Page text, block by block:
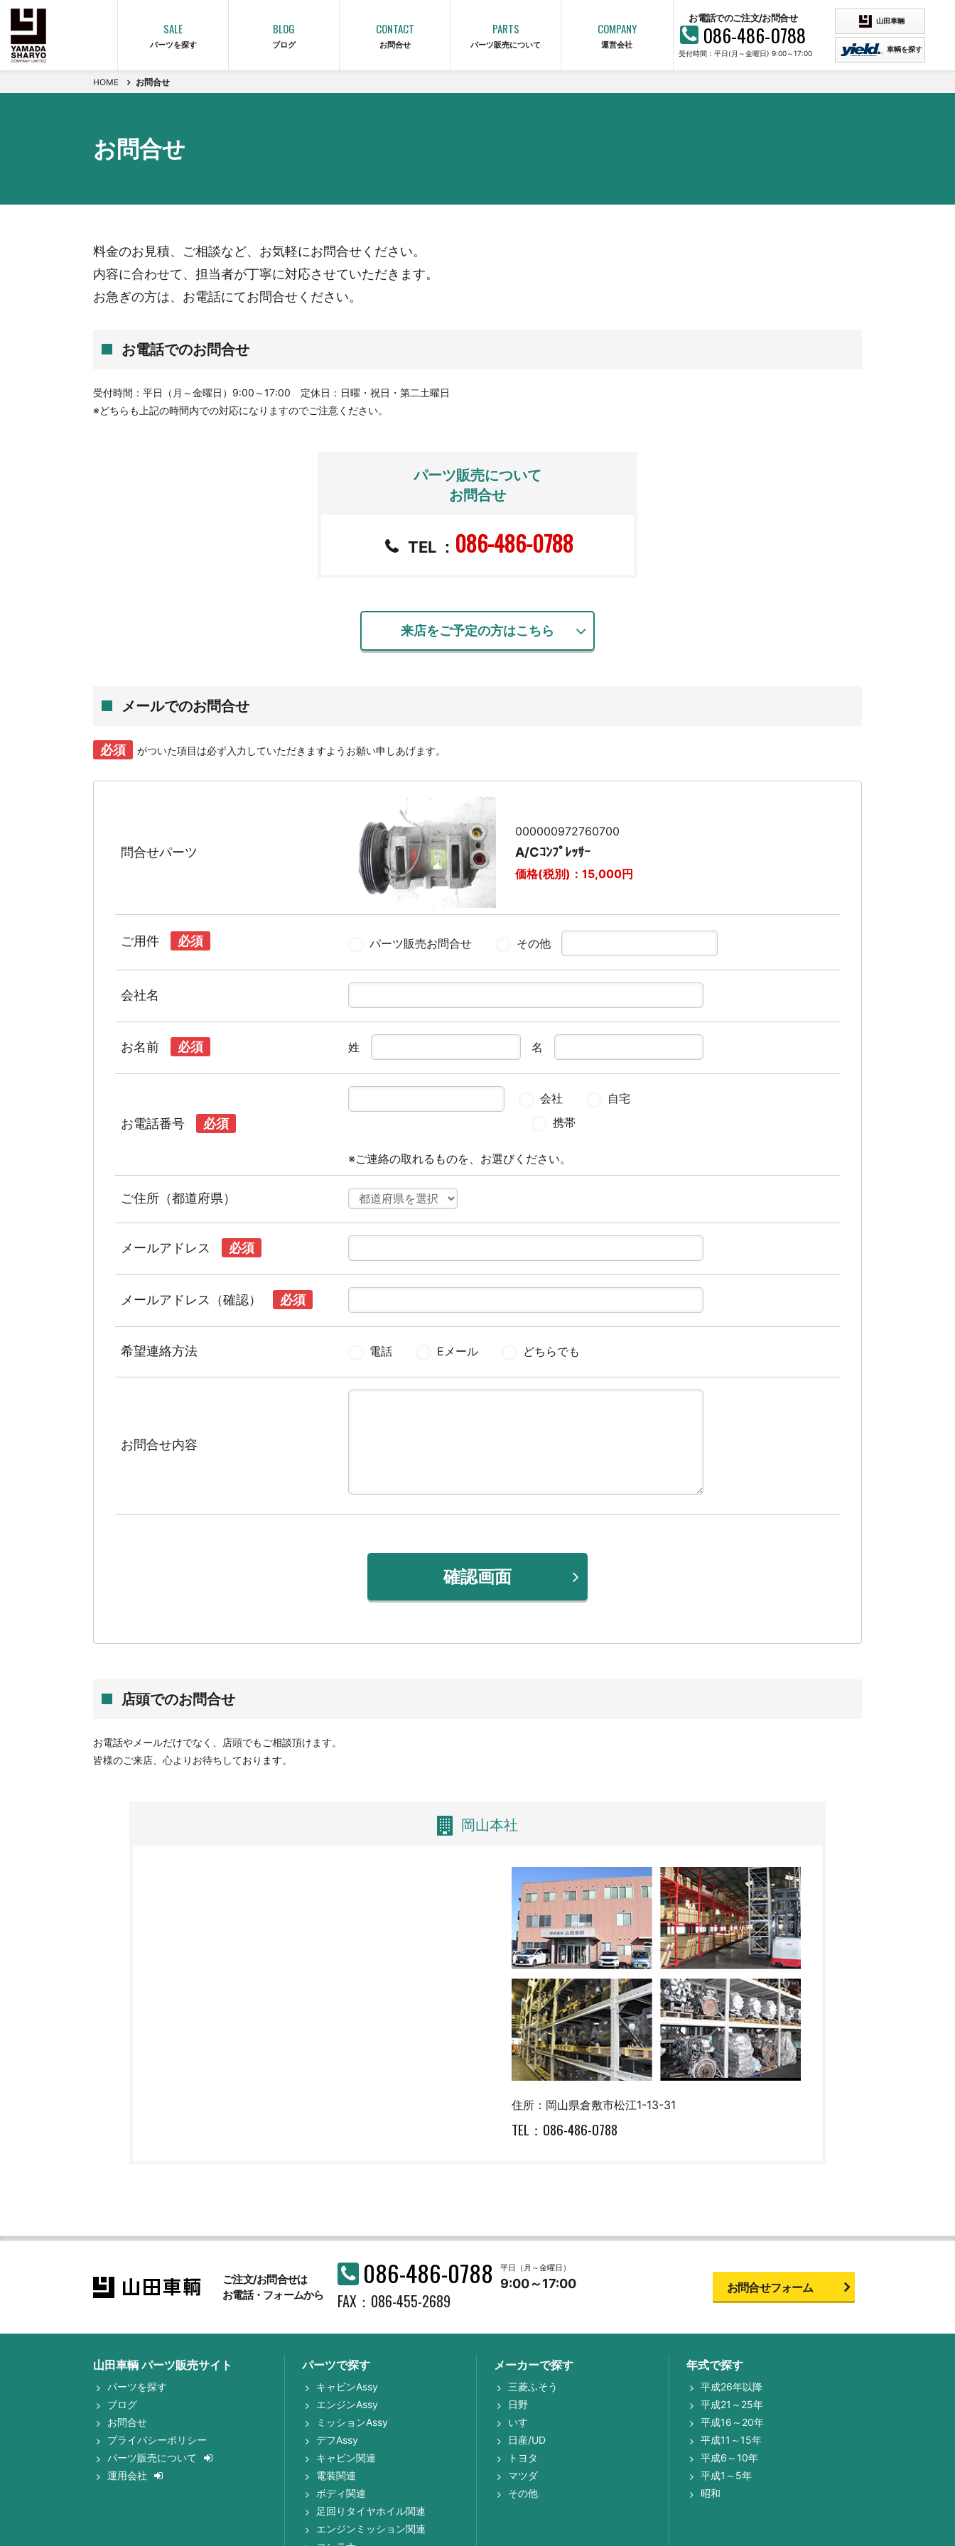
SALE
パーツを探す
BLOG
ブログ
CONTACT
お問合せ
PARTS
パーツ販売について
COMPANY
運営会社
お電話でのご注文/お問合せ
086-486-0788
受付時間：平日(月～金曜日) 9:00～17:00
山田車輛
車輌を探す
HOME お問合せ
お問合せ
料金のお見積、ご相談など、お気軽にお問合せください。
内容に合わせて、担当者が丁寧に対応させていただきます。
お急ぎの方は、お電話にてお問合せください。
お電話でのお問合せ
受付時間：平日（月～金曜日）9:00～17:00 定休日：日曜・祝日・第二土曜日
※どちらも上記の時間内での対応になりますのでご注意ください。
パーツ販売について
お問合せ
TEL ： 086-486-0788
来店をご予定の方はこちら
メールでのお問合せ
必須 がついた項目は必ず入力していただきますようお願い申しあげます。
問合せパーツ
000000972760700
A/Cｺﾝﾌﾟﾚｯｻｰ
価格(税別)：15,000円
ご用件 必須 パーツ販売お問合せ その他
会社名
お名前 必須 姓 名
お電話番号 必須
会社
自宅
携帯
※ご連絡の取れるものを、お選びください。
ご住所（都道府県）
メールアドレス 必須
メールアドレス（確認） 必須
希望連絡方法 電話 Eメール どちらでも
お問合せ内容
確認画面
店頭でのお問合せ
お電話やメールだけでなく、店頭でもご相談頂けます。
皆様のご来店、心よりお待ちしております。
岡山本社
住所：岡山県倉敷市松江1-13-31
TEL： 086-486-0788
ご注文/お問合せは
お電話・フォームから
086-486-0788
FAX：086-455-2689
平日（月～金曜日）
9:00～17:00 お問合せフォーム
山田車輌 パーツ販売サイト
パーツを探す
ブログ
お問合せ
プライバシーポリシー
パーツ販売について
運用会社
パーツで探す
キャビンAssy
エンジンAssy
ミッションAssy
デフAssy
キャビン関連
電装関連
ボディ関連
足回りタイヤホイル関連
エンジンミッション関連
メーカーで探す
三菱ふそう
日野
いすゞ
日産/UD
トヨタ
マツダ
その他
年式で探す
平成26年以降
平成21～25年
平成16～20年
平成11～15年
平成6～10年
平成1～5年
昭和